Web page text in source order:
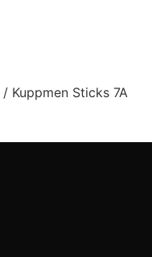
/ Kuppmen Sticks 7A